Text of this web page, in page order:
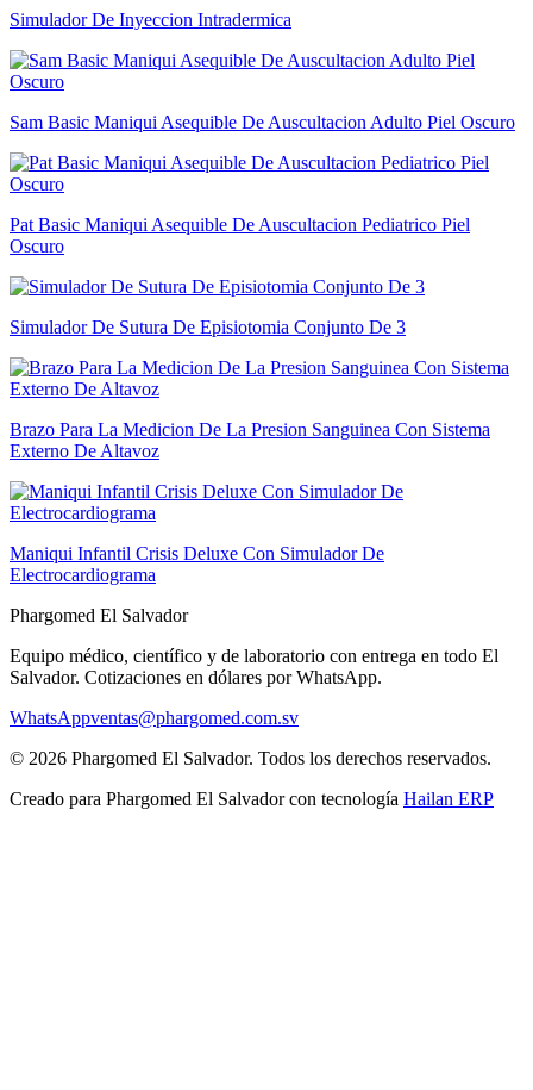
Simulador De Inyeccion Intradermica
Sam Basic Maniqui Asequible De Auscultacion Adulto Piel Oscuro
Pat Basic Maniqui Asequible De Auscultacion Pediatrico Piel
Oscuro
Simulador De Sutura De Episiotomia Conjunto De 3
Brazo Para La Medicion De La Presion Sanguinea Con Sistema
Externo De Altavoz
Maniqui Infantil Crisis Deluxe Con Simulador De
Electrocardiograma
Phargomed El Salvador
Equipo médico, científico y de laboratorio con entrega en todo El
Salvador. Cotizaciones en dólares por WhatsApp.
WhatsAppventas@phargomed.com.sv
© 2026 Phargomed El Salvador. Todos los derechos reservados.
Creado para Phargomed El Salvadorcon tecnología Hailan ERP